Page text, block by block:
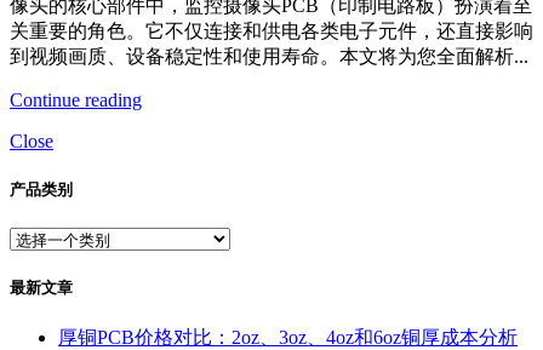
像头的核心部件中，监控摄像头PCB（印制电路板）扮演着至
关重要的角色。它不仅连接和供电各类电子元件，还直接影响
到视频画质、设备稳定性和使用寿命。本文将为您全面解析...
Continue reading
Close
产品类别
最新文章
厚铜PCB价格对比：2oz、3oz、4oz和6oz铜厚成本分析